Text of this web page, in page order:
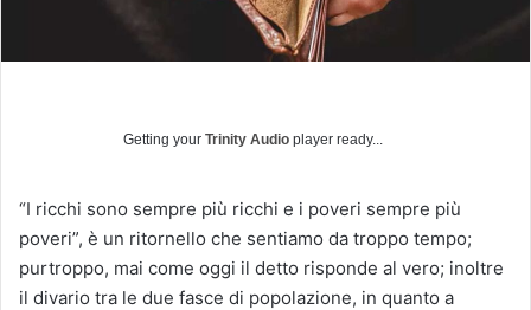
i
Getting your Trinity Audio player ready...
“I ricchi sono sempre più ricchi e i poveri sempre più
poveri”, è un ritornello che sentiamo da troppo tempo;
purtroppo, mai come oggi il detto risponde al vero; inoltre
il divario tra le due fasce di popolazione, in quanto a